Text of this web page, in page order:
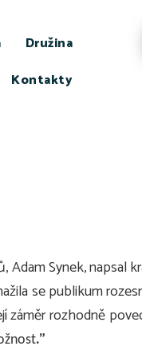
Družina
Kontakty
Adam Synek, napsal
se publikum
záměr rozhodně
.”